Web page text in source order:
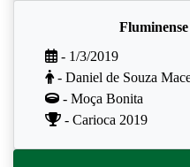
- 1/3/2019
- Daniel de Souza
- Moça Bonita
- Carioca 2019